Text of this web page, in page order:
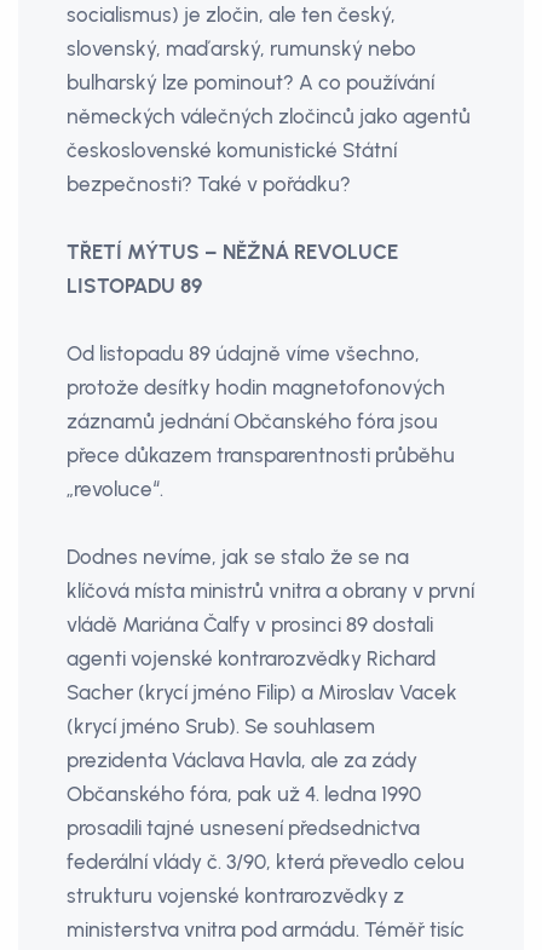
socialismus) je zločin, ale ten český,
slovenský, maďarský, rumunský nebo
bulharský lze pominout? A co používání
německých válečných zločinců jako agentů
československé komunistické Státní
bezpečnosti? Také v pořádku?
TŘETÍ MÝTUS – NĚŽNÁ REVOLUCE
LISTOPADU 89
Od listopadu 89 údajně víme všechno,
protože desítky hodin magnetofonových
záznamů jednání Občanského fóra jsou
přece důkazem transparentnosti průběhu
„revoluce“.
Dodnes nevíme, jak se stalo že se na
klíčová místa ministrů vnitra a obrany v první
vládě Mariána Čalfy v prosinci 89 dostali
agenti vojenské kontrarozvědky Richard
Sacher (krycí jméno Filip) a Miroslav Vacek
(krycí jméno Srub). Se souhlasem
prezidenta Václava Havla, ale za zády
Občanského fóra, pak už 4. ledna 1990
prosadili tajné usnesení předsednictva
federální vlády č. 3/90, která převedlo celou
strukturu vojenské kontrarozvědky z
ministerstva vnitra pod armádu. Téměř tisíc